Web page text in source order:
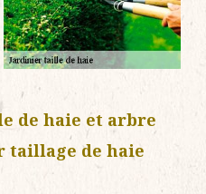
de haie et arbre
de haie